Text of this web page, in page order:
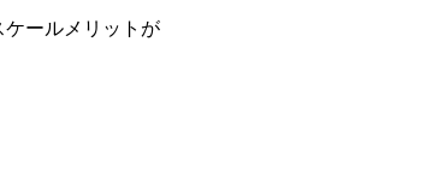
ールメリットが